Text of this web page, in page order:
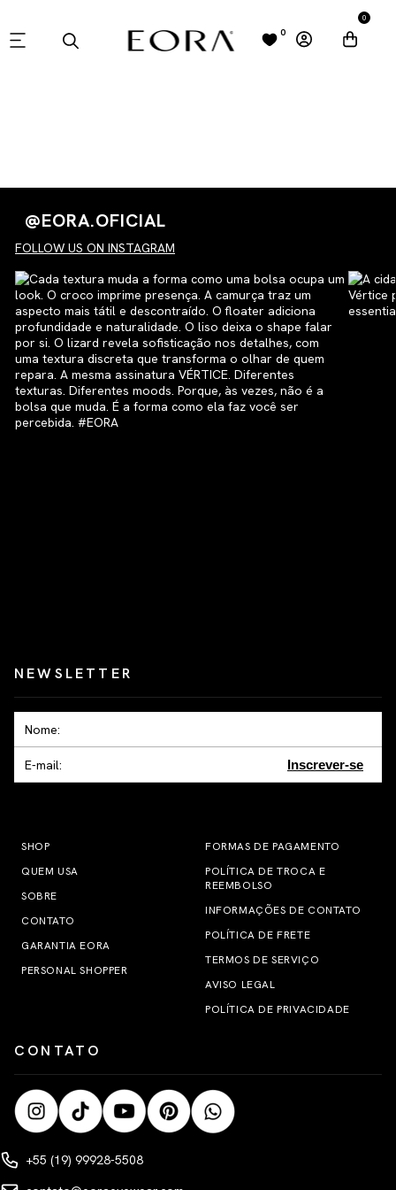
0
0
@EORA.OFICIAL
FOLLOW US ON INSTAGRAM
NEWSLETTER
Inscrever-se
SHOP
QUEM USA
SOBRE
CONTATO
GARANTIA EORA
PERSONAL SHOPPER
FORMAS DE PAGAMENTO
POLÍTICA DE TROCA E
REEMBOLSO
INFORMAÇÕES DE CONTATO
POLÍTICA DE FRETE
TERMOS DE SERVIÇO
AVISO LEGAL
POLÍTICA DE PRIVACIDADE
CONTATO
+55 (19) 99928-5508